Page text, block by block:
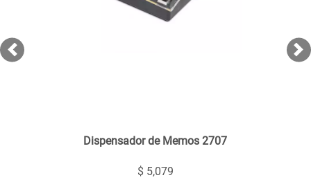
Previous
Dispensador de Memos 2707
$ 5,079